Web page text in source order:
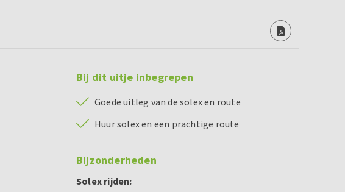
Bij dit uitje inbegrepen
Goede uitleg van de solex en route
Huur solex en een prachtige route
Bijzonderheden
Solex rijden: